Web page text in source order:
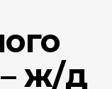
ж/д